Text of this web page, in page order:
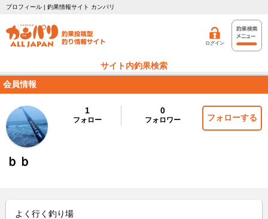
プロフィール | 釣果情報サイト カンパリ
ログイン
サイト内釣果検索
会員情報
1
フォロー
0
フォロワー フォローする
ｂｂ
よく行く釣り場